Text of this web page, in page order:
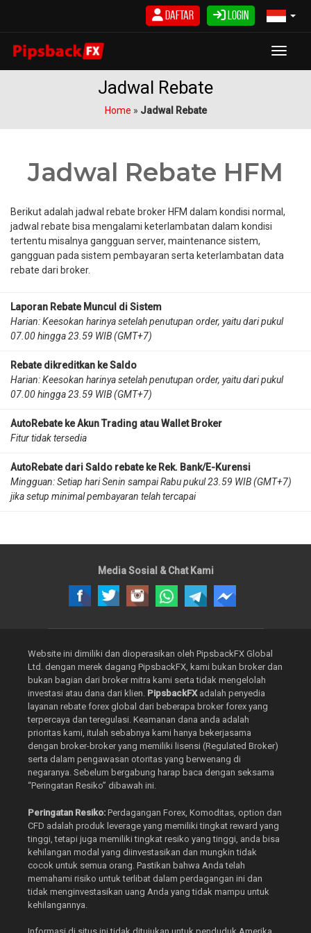
Login
Daftar
Jadwal Rebate
Home » Jadwal Rebate
Jadwal Rebate HFM
Berikut adalah jadwal rebate broker HFM dalam kondisi normal,
jadwal rebate bisa mengalami keterlambatan dalam kondisi
tertentu misalnya gangguan server, maintenance sistem,
gangguan pada sistem pembayaran serta keterlambatan data
rebate dari broker.
Laporan Rebate Muncul di Sistem
Harian: Keesokan harinya setelah penutupan order, yaitu dari pukul
07.00 hingga 23.59 WIB (GMT+7)
Rebate dikreditkan ke Saldo
Harian: Keesokan harinya setelah penutupan order, yaitu dari pukul
07.00 hingga 23.59 WIB (GMT+7)
AutoRebate ke Akun Trading atau Wallet Broker
Fitur tidak tersedia
AutoRebate dari Saldo rebate ke Rek. Bank/E-Kurensi
Mingguan: Setiap hari Senin sampai Rabu pukul 23.59 WIB (GMT+7)
jika setup minimal pembayaran telah tercapai
Media Sosial & Chat Kami
Website ini dimiliki dan dioperasikan oleh PipsbackFX Global
Ltd. dengan merek dagang PipsbackFX, kami bukan broker dan
bukan bagian dari broker mitra kami serta tidak mengelolah
investasi atau dana dari klien. PipsbackFXadalah penyedia
layanan rebate forex global dari beberapa broker forex yang
terpercaya dan teregulasi. Keamanan dana anda adalah
prioritas kami, itulah sebabnya kami hanya bekerjasama
dengan broker-broker yang memiliki lisensi (Regulated Broker)
serta dalam pengawasan otoritas yang berwenang di
negaranya. Sebelum bergabung harap baca dengan seksama
“Peringatan Resiko” dibawah ini.
Peringatan Resiko: Perdagangan Forex, Komoditas, option dan
CFD adalah produk leverage yang memiliki tingkat reward yang
tinggi, tetapi juga memiliki tingkat resiko yang tinggi, anda bisa
kehilangan modal yang diinvestasikan dan mungkin tidak
cocok untuk semua orang. Pastikan bahwa Anda telah
memahami risiko untuk terlibat dalam perdagangan ini dan
tidak menginvestasikan uang Anda yang tidak mampu untuk
kehilangannya.